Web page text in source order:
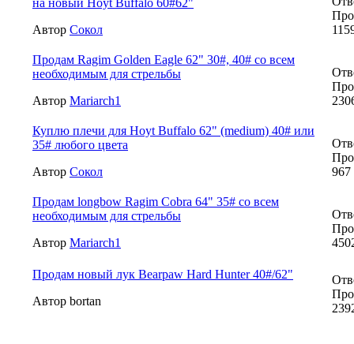
на новый Hoyt Buffalo 60#62"
Автор Сокол
Продам Ragim Golden Eagle 62" 30#, 40# со всем
необходимым для стрельбы
Автор Mariarch1
Куплю плечи для Hoyt Buffalo 62" (medium) 40# или
35# любого цвета
Автор Сокол
967
Продам longbow Ragim Cobra 64" 35# со всем
необходимым для стрельбы
Автор Mariarch1
Продам новый лук Bearpaw Hard Hunter 40#/62"
Автор bortan